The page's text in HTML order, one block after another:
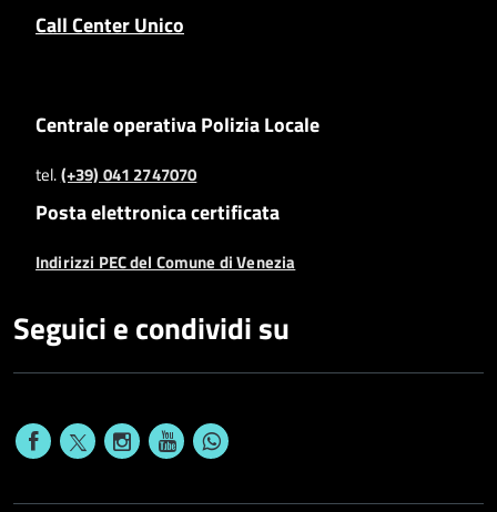
Call Center Unico
Centrale operativa Polizia Locale
tel.(+39) 041 2747070
Posta elettronica certificata
Indirizzi PEC del Comune di Venezia
Seguici e condividi su